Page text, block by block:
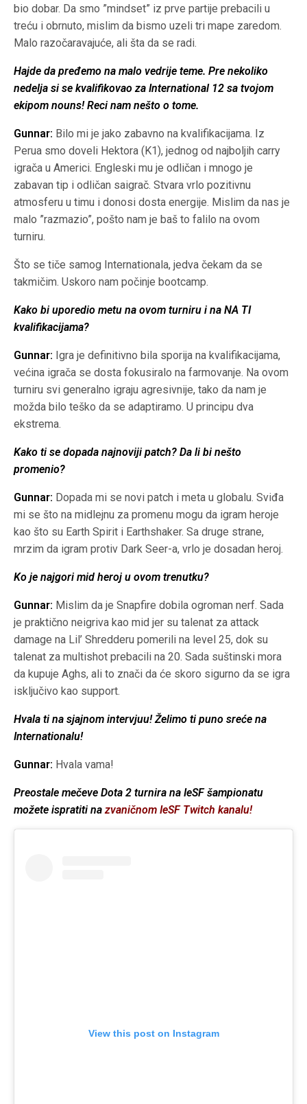
bio dobar. Da smo ”mindset” iz prve partije prebacili u
treću i obrnuto, mislim da bismo uzeli tri mape zaredom.
Malo razočaravajuće, ali šta da se radi.
Hajde da pređemo na malo vedrije teme. Pre nekoliko
nedelja si se kvalifikovao za International 12 sa tvojom
ekipom nouns! Reci nam nešto o tome.
Gunnar: Bilo mi je jako zabavno na kvalifikacijama. Iz
Perua smo doveli Hektora (K1), jednog od najboljih carry
igrača u Americi. Engleski mu je odličan i mnogo je
zabavan tip i odličan saigrač. Stvara vrlo pozitivnu
atmosferu u timu i donosi dosta energije. Mislim da nas je
malo ”razmazio”, pošto nam je baš to falilo na ovom
turniru.
Što se tiče samog Internationala, jedva čekam da se
takmičim. Uskoro nam počinje bootcamp.
Kako bi uporedio metu na ovom turniru i na NA TI
kvalifikacijama?
Gunnar: Igra je definitivno bila sporija na kvalifikacijama,
većina igrača se dosta fokusiralo na farmovanje. Na ovom
turniru svi generalno igraju agresivnije, tako da nam je
možda bilo teško da se adaptiramo. U principu dva
ekstrema.
Kako ti se dopada najnoviji patch? Da li bi nešto
promenio?
Gunnar: Dopada mi se novi patch i meta u globalu. Sviđa
mi se što na midlejnu za promenu mogu da igram heroje
kao što su Earth Spirit i Earthshaker. Sa druge strane,
mrzim da igram protiv Dark Seer-a, vrlo je dosadan heroj.
Ko je najgori mid heroj u ovom trenutku?
Gunnar: Mislim da je Snapfire dobila ogroman nerf. Sada
je praktično neigriva kao mid jer su talenat za attack
damage na Lil’ Shredderu pomerili na level 25, dok su
talenat za multishot prebacili na 20. Sada suštinski mora
da kupuje Aghs, ali to znači da će skoro sigurno da se igra
isključivo kao support.
Hvala ti na sjajnom intervjuu! Želimo ti puno sreće na
Internationalu!
Gunnar: Hvala vama!
Preostale mečeve Dota 2 turnira na IeSF šampionatu
možete ispratiti na zvaničnom IeSF Twitch kanalu!
View this post on Instagram